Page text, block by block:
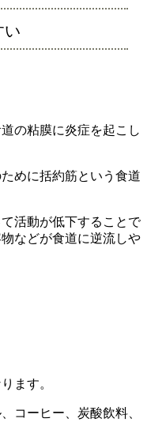
い
の粘膜に炎症を起こし
めに括約筋という食道
活動が低下することで
などが食道に逆流しや
ます。
コーヒー、炭酸飲料、